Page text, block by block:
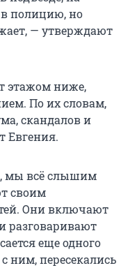
полицию, но
— утверждают
этажом ниже,
По их словам,
скандалов и
Евгения.
мы всё слышим
своим
Они включают
разговаривают
еще одного
ним, пересекались